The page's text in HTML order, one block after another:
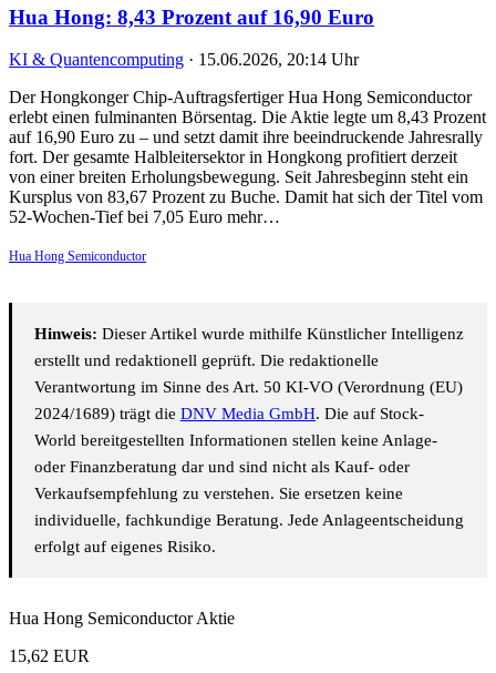
Hua Hong: 8,43 Prozent auf 16,90 Euro
KI & Quantencomputing · 15.06.2026, 20:14 Uhr
Der Hongkonger Chip-Auftragsfertiger Hua Hong Semiconductor
erlebt einen fulminanten Börsentag. Die Aktie legte um 8,43 Prozent
auf 16,90 Euro zu – und setzt damit ihre beeindruckende Jahresrally
fort. Der gesamte Halbleitersektor in Hongkong profitiert derzeit
von einer breiten Erholungsbewegung. Seit Jahresbeginn steht ein
Kursplus von 83,67 Prozent zu Buche. Damit hat sich der Titel vom
52-Wochen-Tief bei 7,05 Euro mehr…
Hua Hong Semiconductor
Hinweis: Dieser Artikel wurde mithilfe Künstlicher Intelligenz
erstellt und redaktionell geprüft. Die redaktionelle
Verantwortung im Sinne des Art. 50 KI-VO (Verordnung (EU)
2024/1689) trägt die DNV Media GmbH. Die auf Stock-
World bereitgestellten Informationen stellen keine Anlage-
oder Finanzberatung dar und sind nicht als Kauf- oder
Verkaufsempfehlung zu verstehen. Sie ersetzen keine
individuelle, fachkundige Beratung. Jede Anlageentscheidung
erfolgt auf eigenes Risiko.
Hua Hong Semiconductor Aktie
15,62 EUR